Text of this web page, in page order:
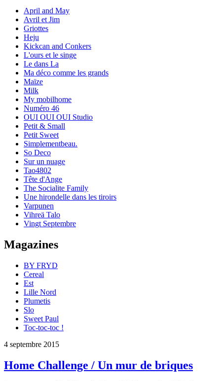
April and May
Avril et Jim
Griottes
Heju
Kickcan and Conkers
L'ours et le singe
Le dans La
Ma déco comme les grands
Maïze
Milk
My mobilhome
Numéro 46
OUI OUI OUI Studio
Petit & Small
Petit Sweet
Simplementbeau.
So Deco
Sur un nuage
Tao4802
Tête d'Ange
The Socialite Family
Une hirondelle dans les tiroirs
Varpunen
Vihreä Talo
Vingt Septembre
Magazines
BY FRYD
Cereal
Est
Lille Nord
Plumetis
Slo
Sweet Paul
Toc-toc-toc !
4 septembre 2015
Home Challenge / Un mur de briques